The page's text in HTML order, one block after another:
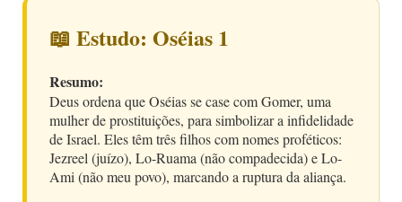
📖 Estudo: Oséias 1
Resumo:
Deus ordena que Oséias se case com Gomer, uma
mulher de prostituições, para simbolizar a infidelidade
de Israel. Eles têm três filhos com nomes proféticos:
Jezreel (juízo), Lo-Ruama (não compadecida) e Lo-
Ami (não meu povo), marcando a ruptura da aliança.